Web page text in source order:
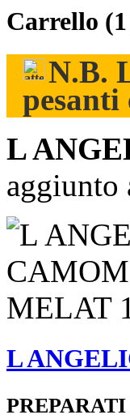
Carrello
N.B.
pesanti
L
aggiunto
L